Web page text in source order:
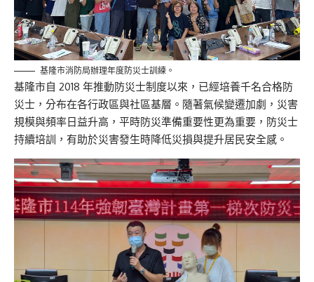
基隆市消防局辦理年度防災士訓練。
基隆市自 2018 年推動防災士制度以來，已經培養千名合格防
災士，分布在各行政區與社區基層。隨著氣候變遷加劇，災害
規模與頻率日益升高，平時防災準備重要性更為重要，防災士
持續培訓，有助於災害發生時降低災損與提升居民安全感。